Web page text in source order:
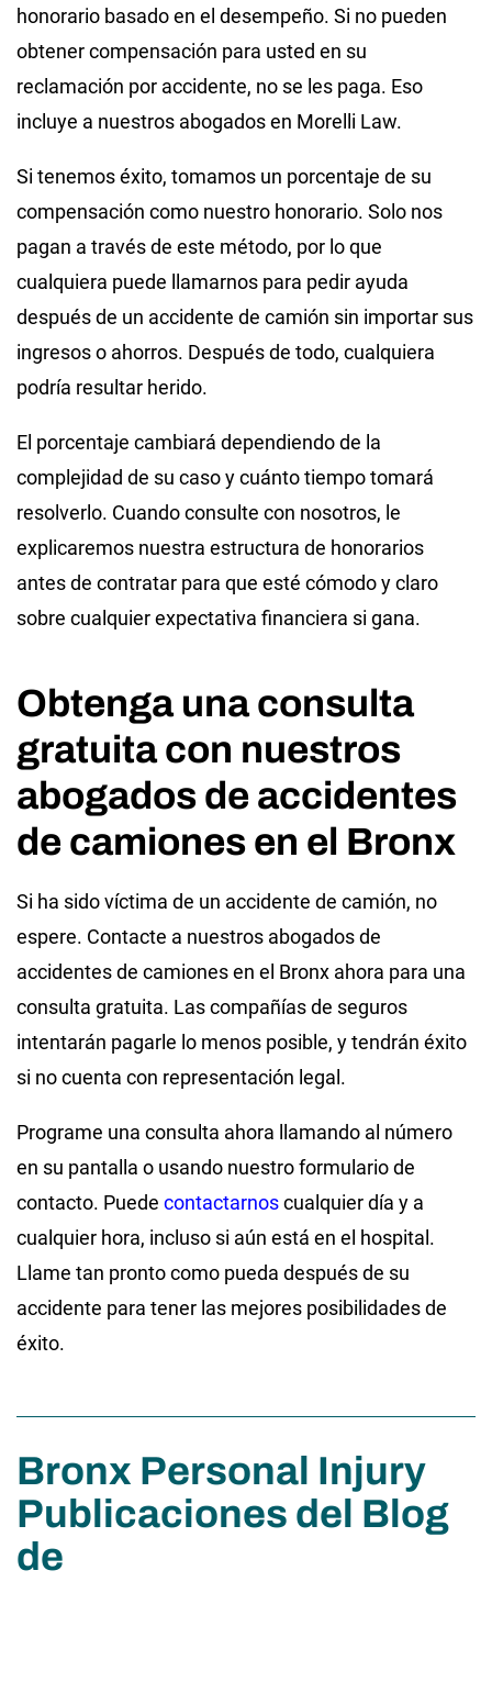
honorario basado en el desempeño. Si no pueden
obtener compensación para usted en su
reclamación por accidente, no se les paga. Eso
incluye a nuestros abogados en Morelli Law.
Si tenemos éxito, tomamos un porcentaje de su
compensación como nuestro honorario. Solo nos
pagan a través de este método, por lo que
cualquiera puede llamarnos para pedir ayuda
después de un accidente de camión sin importar sus
ingresos o ahorros. Después de todo, cualquiera
podría resultar herido.
El porcentaje cambiará dependiendo de la
complejidad de su caso y cuánto tiempo tomará
resolverlo. Cuando consulte con nosotros, le
explicaremos nuestra estructura de honorarios
antes de contratar para que esté cómodo y claro
sobre cualquier expectativa financiera si gana.
Obtenga una consulta
gratuita con nuestros
abogados de accidentes
de camiones en el Bronx
Si ha sido víctima de un accidente de camión, no
espere. Contacte a nuestros abogados de
accidentes de camiones en el Bronx ahora para una
consulta gratuita. Las compañías de seguros
intentarán pagarle lo menos posible, y tendrán éxito
si no cuenta con representación legal.
Programe una consulta ahora llamando al número
en su pantalla o usando nuestro formulario de
contacto. Puede contactarnoscualquier día y a
cualquier hora, incluso si aún está en el hospital.
Llame tan pronto como pueda después de su
accidente para tener las mejores posibilidades de
éxito.
Bronx Personal Injury
Publicaciones del Blog
de